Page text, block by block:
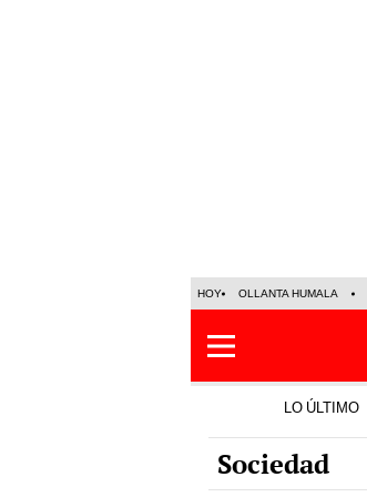
HOY OLLANTA HUMALA
LO ÚLTIMO
Sociedad